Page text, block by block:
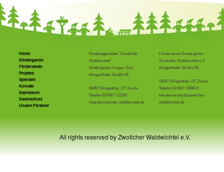
Home
Kindergarten
Förderverein
Projekte
Spenden
Kontakt
Impressum
Datenschutz
Unsere Förderer
Kindertagesstätte "Zwoticher
Waldwichtel"
Kindergarten, Krippe, Hort
Klingenthaler Straße 45
08267 Klingenthal, OT Zwota
Telefon 037467 / 22292
kita(at)zwoticher-waldwichtel.de
Förderverein Kindergarten
Zwoticher Waldwichtel e.V.
Klingenthaler Straße 30
08267 Klingenthal, OT Zwota
Telefon 037467 / 6989-0
foerderverein(at)zwoticher-
waldwichtel.de
All rights reserved by Zwoticher Waldwichtel e.V.